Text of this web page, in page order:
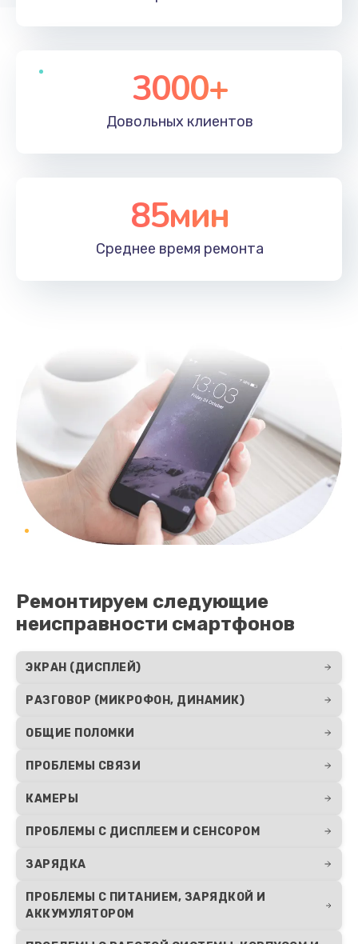
3000+
Довольных клиентов
85мин
Среднее время ремонта
Ремонтируем следующие
неисправности смартфонов
ЭКРАН (ДИСПЛЕЙ)
РАЗГОВОР (МИКРОФОН, ДИНАМИК)
ОБЩИЕ ПОЛОМКИ
ПРОБЛЕМЫ СВЯЗИ
КАМЕРЫ
ПРОБЛЕМЫ С ДИСПЛЕЕМ И СЕНСОРОМ
ЗАРЯДКА
ПРОБЛЕМЫ С ПИТАНИЕМ, ЗАРЯДКОЙ И
АККУМУЛЯТОРОМ